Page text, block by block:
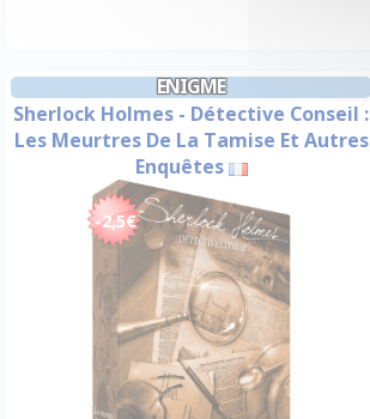
ENIGME
Sherlock Holmes - Détective Conseil :
Les Meurtres De La Tamise Et Autres
Enquêtes
-2,5€